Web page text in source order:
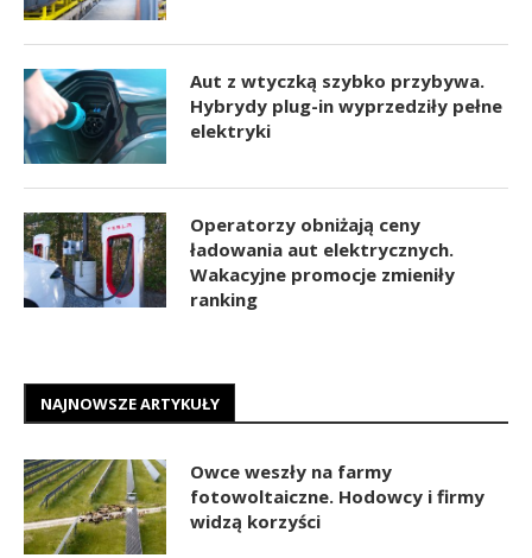
Aut z wtyczką szybko przybywa.
Hybrydy plug-in wyprzedziły pełne
elektryki
Operatorzy obniżają ceny
ładowania aut elektrycznych.
Wakacyjne promocje zmieniły
ranking
NAJNOWSZE ARTYKUŁY
Owce weszły na farmy
fotowoltaiczne. Hodowcy i firmy
widzą korzyści